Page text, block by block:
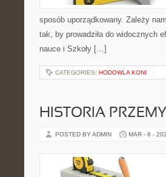
sposób uporządkowany. Zależy
tak, by prowadziła do widocznych
nauce i Szkoły […]
CATEGORIES: HODOWLA KONI
HISTORIA
POSTED BY ADMIN MAR - 8 -